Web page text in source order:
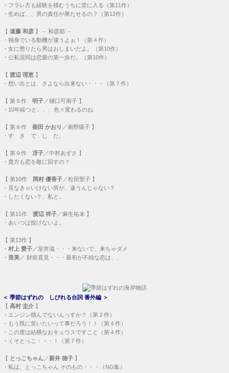
・ フラレ方も経験を積むうちに堂に入る（第11作）
・ 生めば、、男の責任が果たせるの？（第12作）
【 遠藤 和彦 】－ 和彦節 －
・ 独身でいる動機が違うよぉ！（第４作）
・ 女に懲りたら男はおしまいだよ。（第10作）
・ 公私混同は恋愛の第一歩だ。（第10作）
【 渡辺 理恵 】
・ 想い出とは、さよなら出来ない・・・（第７作）
【 第５作 明子 ／樋口可南子 】
・ 10年経つと、、、色々変わるのね
【 第８作 柴田 かおり ／南野陽子 】
・ す き で し た。
【 第９作 冴子 ／中村あずさ 】
・ 貴方も恋を敵に回すの？
【 第10作 岡村 優香子 ／松田聖子 】
・ 見なきゃいけない所が、違うんじゃない？
・ したくない？、私と。
【 第11作 渡辺 祥子 ／麻生祐未 】
・ あいつは投げないよ。
【 第13作 】
・ 村上 愛子 ／室井滋・・・ 来ないで、来ちゃダメ
・ 里美 ／ 財前直見・・・ 最初が不純な恋は、、
＜ 季節はずれの しびれる台詞 番外編 ＞
【 高村 圭介 】
・ エンジン積んでないんっすか？（第２作）
・ もう既に笑いたいって事だろう！！（第４作）
・ この度は結構なおキュウスですこと（第４作）
・ くそとっこ・・・！（第７作）
【 とっこちゃん ／新井 徳子 】
・ 私は、とっこちゃん そのもの・・・（NG集）